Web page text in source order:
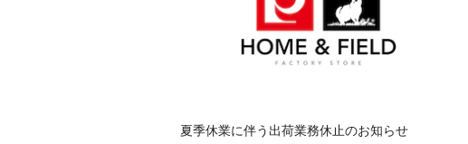
夏季休業に伴う出荷業務休止のお知らせ